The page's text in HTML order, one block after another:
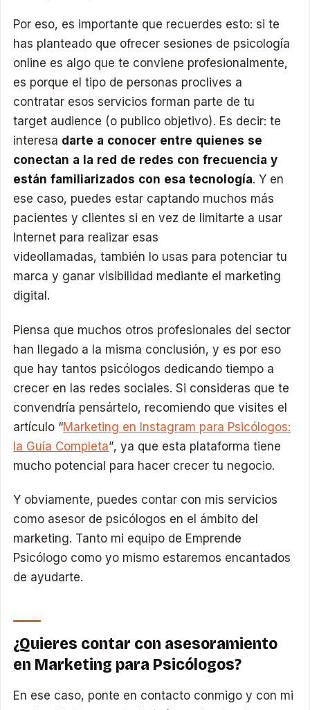
Por eso, es importante que recuerdes esto: si te
has planteado que ofrecer sesiones de psicología
online es algo que te conviene profesionalmente,
es porque el tipo de personas proclives a
contratar esos servicios forman parte de tu
target audience (o publico objetivo). Es decir: te
interesa darte a conocer entre quienes se
conectan a la red de redes con frecuencia y
están familiarizados con esa tecnología. Y en
ese caso, puedes estar captando muchos más
pacientes y clientes si en vez de limitarte a usar
Internet para realizar esas
videollamadas, también lo usas para potenciar tu
marca y ganar visibilidad mediante el marketing
digital.
Piensa que muchos otros profesionales del sector
han llegado a la misma conclusión, y es por eso
que hay tantos psicólogos dedicando tiempo a
crecer en las redes sociales. Si consideras que te
convendría pensártelo, recomiendo que visites el
artículo “Marketing en Instagram para Psicólogos:
la Guía Completa”, ya que esta plataforma tiene
mucho potencial para hacer crecer tu negocio.
Y obviamente, puedes contar con mis servicios
como asesor de psicólogos en el ámbito del
marketing. Tanto mi equipo de Emprende
Psicólogo como yo mismo estaremos encantados
de ayudarte.
¿Quieres contar con asesoramiento
en Marketing para Psicólogos?
En ese caso, ponte en contacto conmigo y con mi